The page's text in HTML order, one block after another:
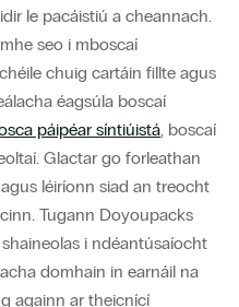
le pacáistiú a cheannach.
seo i mboscaí
chuig cartáin fillte agus
éagsúla boscaí
páipéar síntiúistá, boscaí
Glactar go forleathan
léiríonn siad an treocht
Tugann Doyoupacks
i ndéantúsaíocht
domhain in earnáil na
againn ar theicnící